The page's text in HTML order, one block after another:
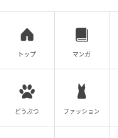
トップ マンガ
どうぶつ ファッション